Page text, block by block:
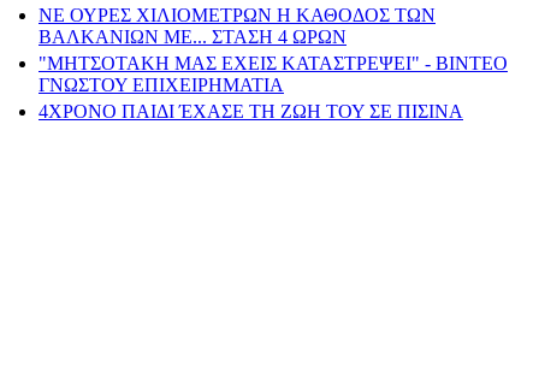
ΝΕ ΟΥΡΕΣ ΧΙΛΙΟΜΕΤΡΩΝ Η ΚΑΘΟΔΟΣ ΤΩΝ
ΒΑΛΚΑΝΙΩΝ ΜΕ... ΣΤΑΣΗ 4 ΩΡΩΝ
"ΜΗΤΣΟΤΑΚΗ ΜΑΣ ΕΧΕΙΣ ΚΑΤΑΣΤΡΕΨΕΙ" - ΒΙΝΤΕΟ
ΓΝΩΣΤΟΥ ΕΠΙΧΕΙΡΗΜΑΤΙΑ
4ΧΡΟΝΟ ΠΑΙΔΙ ΈΧΑΣΕ ΤΗ ΖΩΗ ΤΟΥ ΣΕ ΠΙΣΙΝΑ